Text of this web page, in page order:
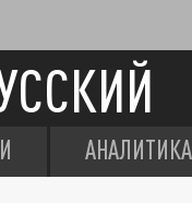
АНАЛИТИКА